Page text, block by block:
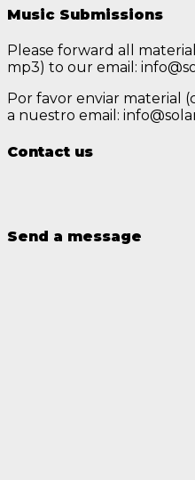
Music Submissions
Please forward all
mp3) to our email:
Por favor enviar material
a nuestro email:
Contact us
Send a message